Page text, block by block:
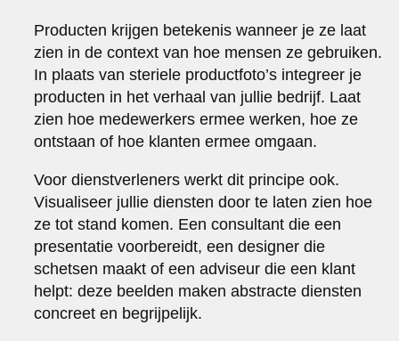
Producten krijgen betekenis wanneer je ze laat
zien in de context van hoe mensen ze gebruiken.
In plaats van steriele productfoto’s integreer je
producten in het verhaal van jullie bedrijf. Laat
zien hoe medewerkers ermee werken, hoe ze
ontstaan of hoe klanten ermee omgaan.
Voor dienstverleners werkt dit principe ook.
Visualiseer jullie diensten door te laten zien hoe
ze tot stand komen. Een consultant die een
presentatie voorbereidt, een designer die
schetsen maakt of een adviseur die een klant
helpt: deze beelden maken abstracte diensten
concreet en begrijpelijk.